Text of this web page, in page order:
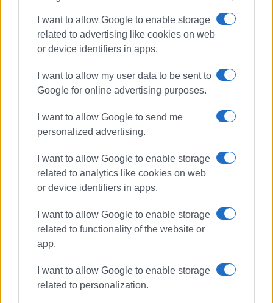
I want to allow Google to enable storage
related to advertising like cookies on web
or device identifiers in apps.
I want to allow my user data to be sent to
Google for online advertising purposes.
I want to allow Google to send me
personalized advertising.
I want to allow Google to enable storage
related to analytics like cookies on web
or device identifiers in apps.
I want to allow Google to enable storage
related to functionality of the website or
app.
I want to allow Google to enable storage
related to personalization.
Εμφανίσεις: 80
ΣΠΥΡΟΣ ΠΙΚΟΥΛΑΣ
Πτυχιούχος Οικονομικών του Πανεπιστημίου
Πειραιά. Συνεργάστηκε στο ξεκίνημα με την
αρχές του ΄92 και για 25 χρόνια στο «Κερκυραϊκό
Βήμα». Από το 1994 εκδότης - διευθυντής στα
«Κερκυραϊκά Σπορ» και από το 2000 και για 15
εργάζεται στην «ΕΝΗΜΕΡΩΣΗ», ενώ
συνεργάστηκε με την τηλεόραση του Corfu